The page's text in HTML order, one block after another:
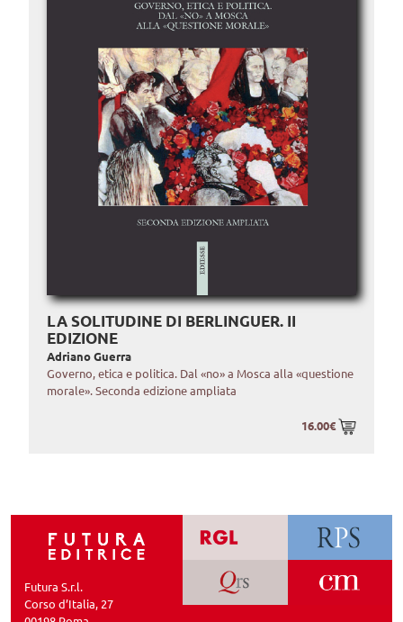
LA SOLITUDINE DI BERLINGUER. II
EDIZIONE
Adriano Guerra
Governo, etica e politica. Dal «no» a Mosca alla «questione
morale». Seconda edizione ampliata
16.00€
Futura S.r.l.
Corso d’Italia, 27